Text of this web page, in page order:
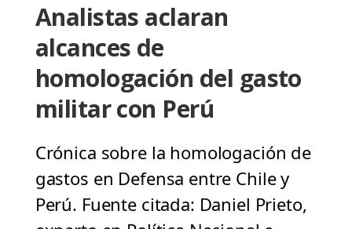
Analistas aclaran
alcances de
homologación del gasto
militar con Perú
Crónica sobre la homologación de
gastos en Defensa entre Chile y
Perú. Fuente citada: Daniel Prieto,